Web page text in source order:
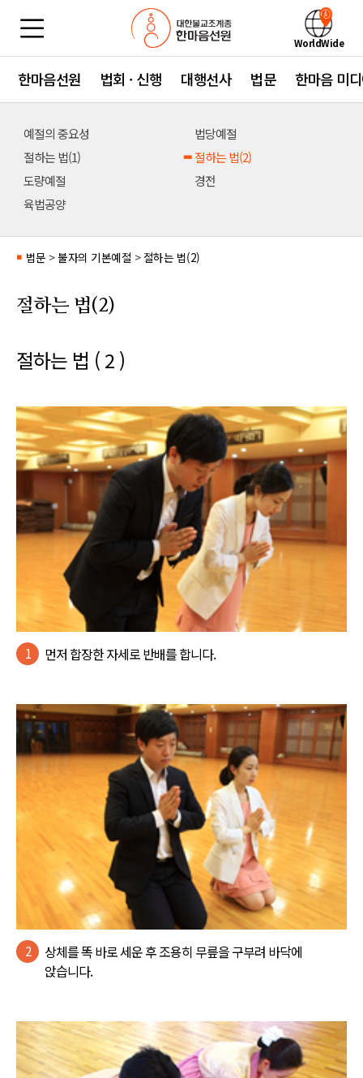
WorldWide
한마음선원 법회 · 신행 대행선사 법문 한마음 미
예절의 중요성
법당예절
절하는 법(1)
절하는 법(2)
도량예절
경전
육법공양
■ 법문 >불자의 기본예절 > 절하는 법(2)
절하는 법(2)
절하는 법 ( 2 )
1 먼저 합장한 자세로 반배를 합니다.
2
상체를 똑 바로 세운 후 조용히 무릎을 구부려 바닥에
앉습니다.